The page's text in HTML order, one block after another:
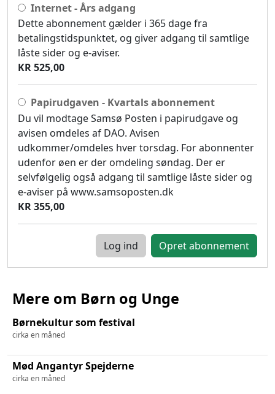
Internet - Års adgang
Dette abonnement gælder i 365 dage fra
betalingstidspunktet, og giver adgang til samtlige
låste sider og e-aviser.
KR 525,00
Papirudgaven - Kvartals abonnement
Du vil modtage Samsø Posten i papirudgave og
avisen omdeles af DAO. Avisen
udkommer/omdeles hver torsdag. For abonnenter
udenfor øen er der omdeling søndag. Der er
selvfølgelig også adgang til samtlige låste sider og
e-aviser på www.samsoposten.dk
KR 355,00
Log ind
Mere om Børn og Unge
Børnekultur som festival
cirka en måned
Mød Angantyr Spejderne
cirka en måned